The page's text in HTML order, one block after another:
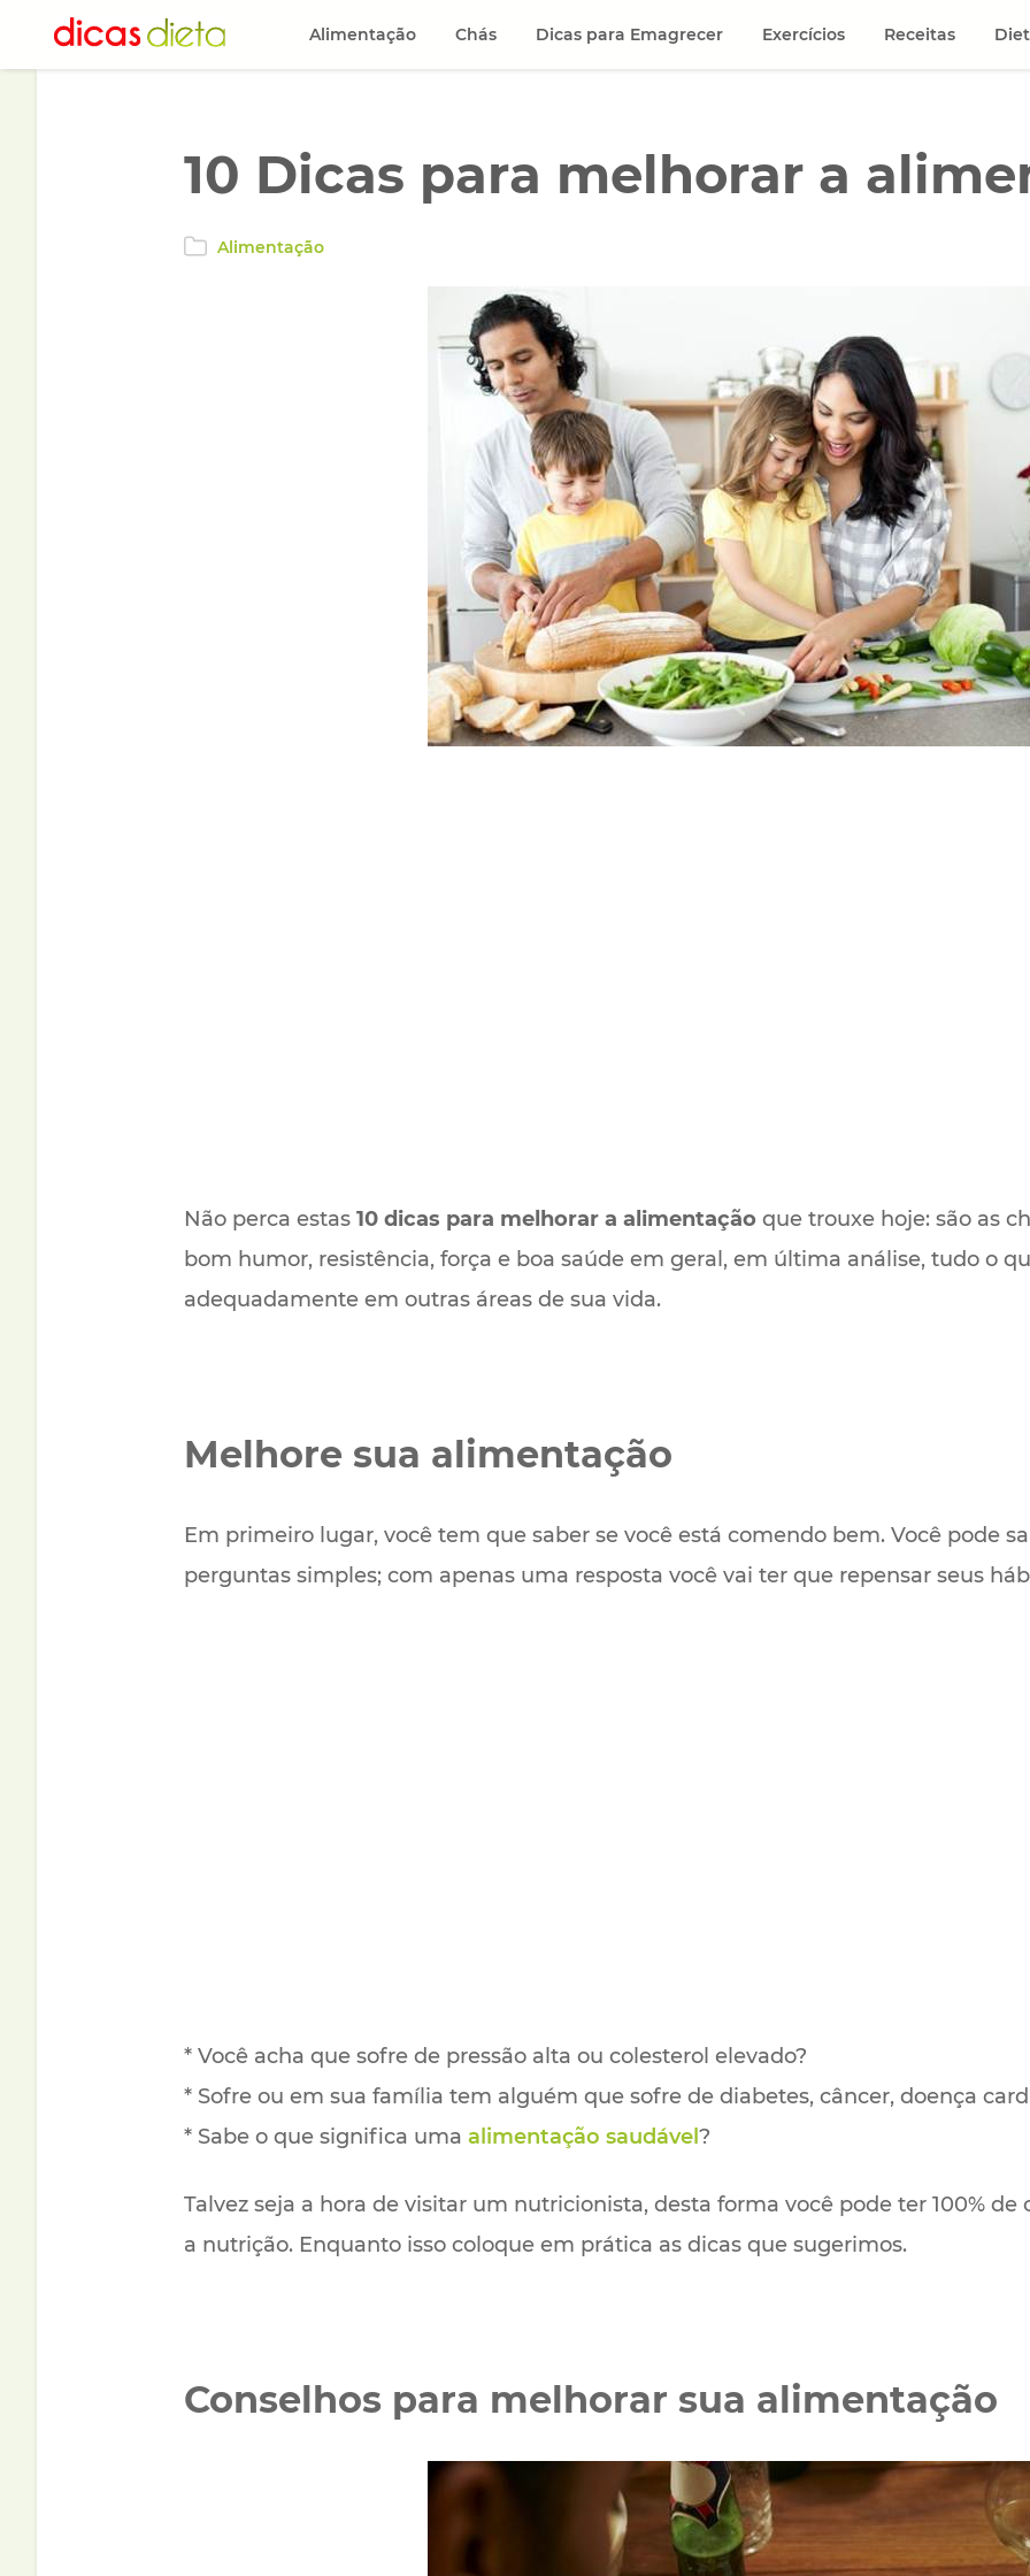
10 Dicas para melhorar a
Alimentação
Não perca estas 10 dicas para melhorar a alimentação que trouxe hoje: são as
bom humor, resistência, força e boa saúde em geral, em última análise, tudo o
adequadamente em outras áreas de sua vida.
Melhore sua alimentação
Em primeiro lugar, você tem que saber se você está comendo bem. Você pode
perguntas simples; com apenas uma resposta você vai ter que repensar seus
* Você acha que sofre de pressão alta ou colesterol elevado?
* Sofre ou em sua família tem alguém que sofre de diabetes, câncer, doença
* Sabe o que significa uma alimentação saudável ?
Talvez seja a hora de visitar um nutricionista, desta forma você pode ter 100%
a nutrição. Enquanto isso coloque em prática as dicas que sugerimos.
Conselhos para melhorar sua alimentação
Alimentação Chás Dicas para Emagrecer Exercícios Receitas